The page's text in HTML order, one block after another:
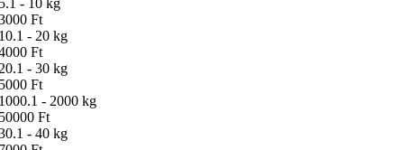
- 10 kg
Ft
- 20 kg
Ft
- 30 kg
Ft
- 2000 kg
Ft
- 40 kg